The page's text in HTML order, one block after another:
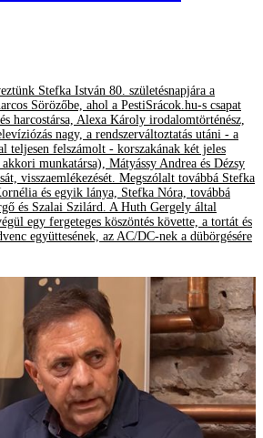
Stefka István 80. születésnapjára a
Sörözőbe, ahol a PestiSrácok.hu-s csapat
harcostársa, Alexa Károly irodalomtörténész,
nagy, a rendszerváltoztatás utáni - a
teljesen felszámolt - korszakának két jeles
munkatársa), Mátyássy Andrea és Dézsy
visszaemlékezését. Megszólalt továbbá Stefka
és egyik lánya, Stefka Nóra, továbbá
és Szalai Szilárd. A Huth Gergely által
egy fergeteges köszöntés követte, a tortát és
együttesének, az AC/DC-nek a dübörgésére